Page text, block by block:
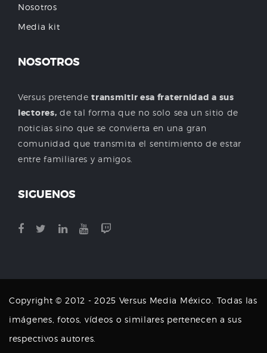
Nosotros
Media kit
NOSOTROS
Versus pretendetransmitir esa fraternidad a sus
lectores, de tal forma que no solo sea un sitio de
noticias sino que se convierta en una gran
comunidad que transmita el sentimiento de estar
entre familiares y amigos.
SIGUENOS
Copyright © 2012 - 2025 Versus Media México. Todas las
imágenes, fotos, vídeos o similares pertenecen a sus
respectivos autores.